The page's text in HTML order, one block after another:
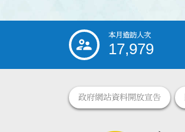
::: 本月造訪人次
17,979
政府網站資料開放宣告